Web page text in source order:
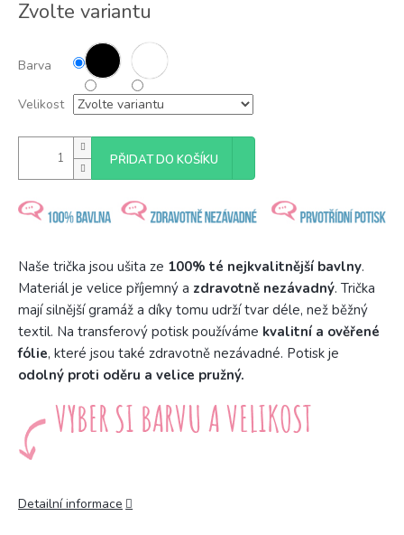
cena:
Zvolte variantu
Barva
Velikost
PŘIDAT DO KOŠÍKU
Naše trička jsou ušita ze 100% té nejkvalitnější bavlny.
Materiál je velice příjemný a zdravotně nezávadný. Trička
mají silnější gramáž a díky tomu udrží tvar déle, než běžný
textil. Na transferový potisk používáme kvalitní a ověřené
fólie, které jsou také zdravotně nezávadné. Potisk je
odolný proti oděru a velice pružný.
Detailní informace